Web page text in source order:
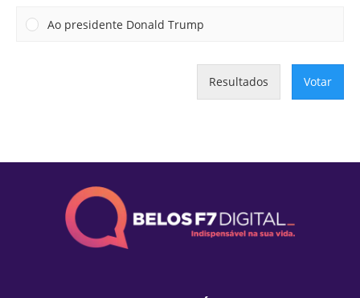
Ao presidente Donald Trump
Resultados Votar